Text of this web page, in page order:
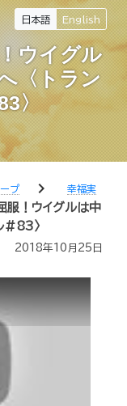
日本語 English
ウイグル
〈トラン
〉
プ chevron_right
幸福実
服！ウイグルは中
＃83〉
2018年10月25日